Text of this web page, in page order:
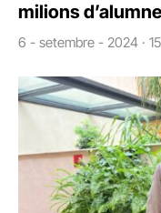
milions
6 - setembre - 2024 ·